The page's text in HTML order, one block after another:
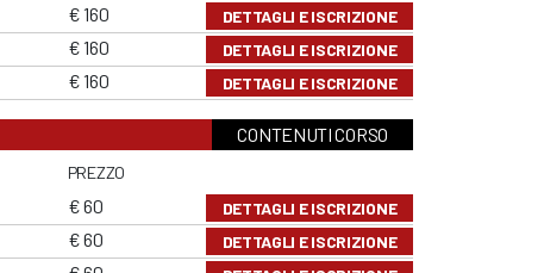
€ 160 DETTAGLI E ISCRIZIONE
€ 160 DETTAGLI E ISCRIZIONE
€ 160 DETTAGLI E ISCRIZIONE
CONTENUTI CORSO
PREZZO
€ 60 DETTAGLI E ISCRIZIONE
€ 60 DETTAGLI E ISCRIZIONE